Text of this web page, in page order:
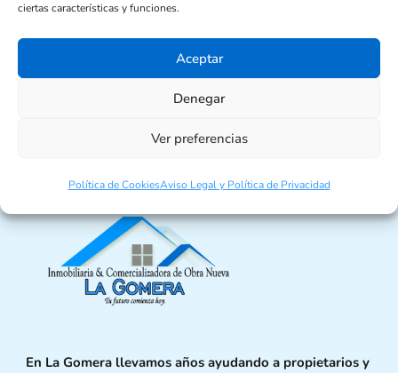
ciertas características y funciones.
Aceptar
Denegar
Ver preferencias
Política de CookiesAviso Legal y Política de Privacidad
1.350.000 €
En La Gomera llevamos años ayudando a propietarios y